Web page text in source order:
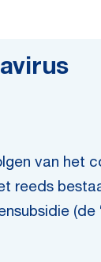
van het
reeds
(de